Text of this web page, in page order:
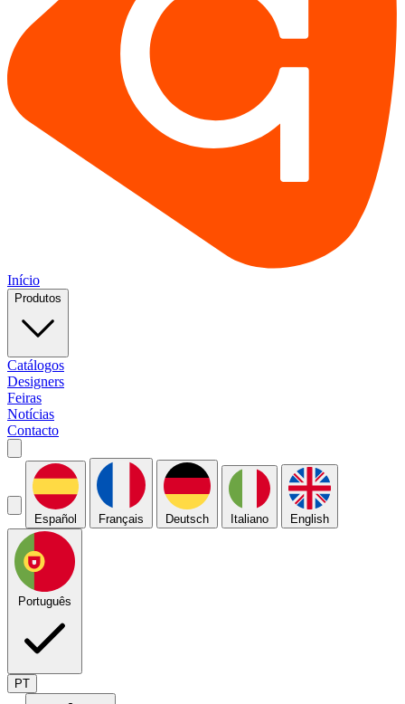
Início
Produtos
Catálogos
Designers
Feiras
Notícias
Contacto
Español Français Deutsch Italiano English
Português
PT